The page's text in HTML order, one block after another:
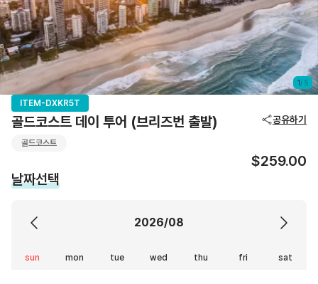
1/ 5
ITEM-DXKR5T
골드코스트 데이 투어 (브리즈번 출발) 공유하기
골드코스트
$259.00
날짜선택
2026/08
sun mon tue wed thu fri sat